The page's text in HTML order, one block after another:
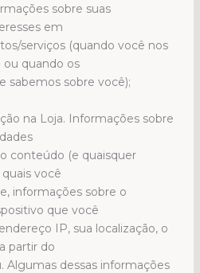
sobre suas
em
serviços (quando você nos
ou quando os
sabemos sobre você);
na Loja. Informações sobre
conteúdo (e quaisquer
você
informações sobre o
que você
IP, sua localização, o
partir do
Algumas dessas informações